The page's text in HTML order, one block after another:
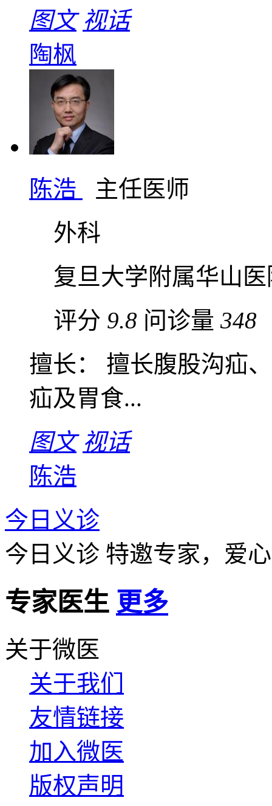
图文 视话
陶枫
陈浩
主任医师
外科
复旦大学附属华山医
评分 9.8 问诊量 348
擅长： 擅长腹股沟疝
疝及胃食...
图文 视话
陈浩
今日义诊
今日义诊 特邀专家，爱
专家医生 更多
关于微医
关于我们
友情链接
加入微医
版权声明